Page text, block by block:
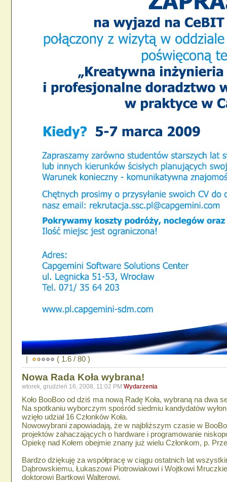
| ( 1.6 / 80 )
Nowa Rada Koła wybrana!
wtorek, grudzień 16, 2008, 11:02 PM Wydarzenia
Koło BooBoo od dziś ma nową Radę Koła, wybraną na dwa
Na spotkaniu wyborczym spośród siedmiu kandydatów
wzięło udział 16 Członków Koła.
Nowowybrani zapowiadają, że w najbliższym czasie w
projektów zahaczających o hardware i programowanie
Opiekę nad Kołem obejmie znany już wielu Członkom, p.
Bardzo dziękuję za współpracę w ciągu ostatnich lat
Dąbrowskiemu, Łukaszowi Piotrowiakowi i Wojtkowi
doktorowi Bartkowi Walterowi.